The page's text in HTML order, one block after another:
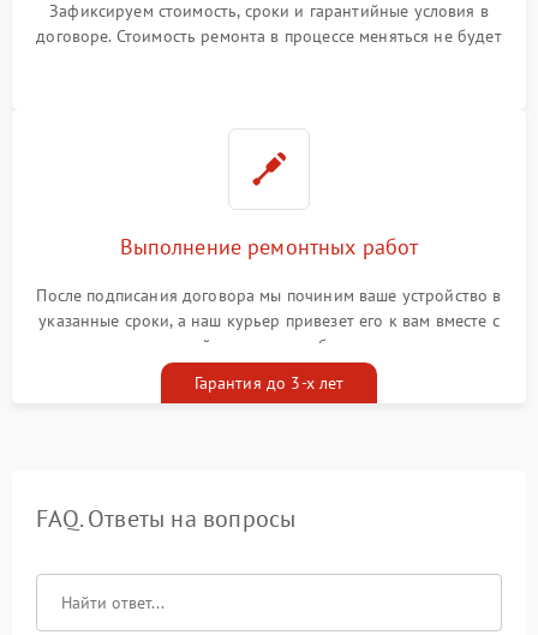
Зафиксируем стоимость, сроки и гарантийные условия в
договоре. Стоимость ремонта в процессе меняться не будет
Выполнение ремонтных работ
После подписания договора мы починим ваше устройство в
указанные сроки, а наш курьер привезет его к вам вместе с
гарантийным талоном бесплатно
Гарантия до 3-х лет
FAQ. Ответы на вопросы